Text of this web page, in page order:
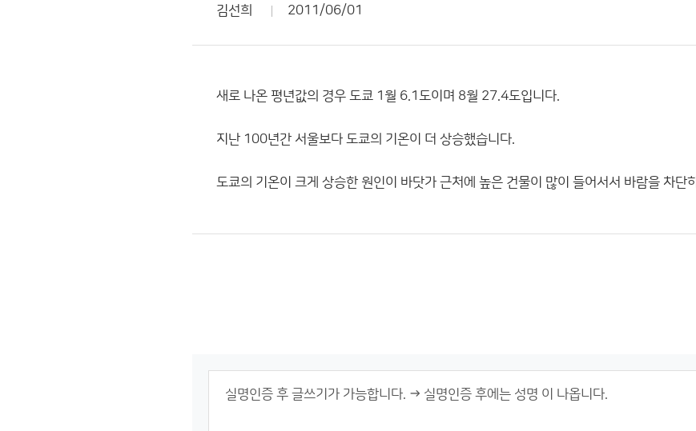
김선희 2011/06/01
새로 나온 평년값의 경우 도쿄 1월 6.1도이며 8월 27.4도입니다.
지난 100년간 서울보다 도쿄의 기온이 더 상승했습니다.
도쿄의 기온이 크게 상승한 원인이 바닷가 근처에 높은 건물이 많이 들어서서 바람을 차